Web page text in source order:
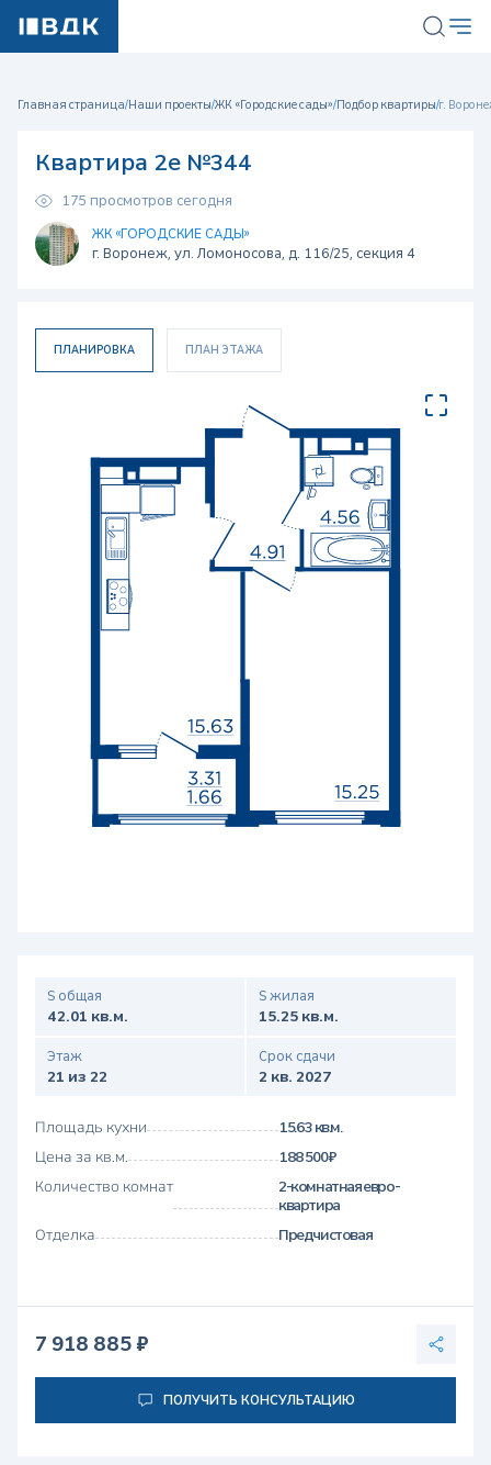
Главная страница/Наши проекты/ЖК «Городские сады»/Подбор квартиры/г.
Квартира 2е №344
175 просмотров сегодня
ЖК «ГОРОДСКИЕ САДЫ»
г. Воронеж, ул. Ломоносова, д. 116/25, секция 4
ПЛАНИРОВКА ПЛАН ЭТАЖА
S общая
42.01 кв.м.
S жилая
15.25 кв.м.
Этаж
21 из 22
Срок сдачи
2 кв. 2027
Площадь кухни
15.63 кв.м.
Цена за кв.м.
188 500 ₽
Количество комнат
2-комнатная евро-
квартира
Отделка
Предчистовая
7 918 885 ₽
ПОЛУЧИТЬ КОНСУЛЬТАЦИЮ